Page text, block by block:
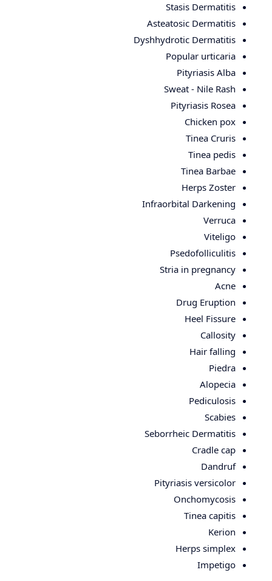
Stasis Dermatitis
Asteatosic Dermatitis
Dyshhydrotic Dermatitis
Popular urticaria
Pityriasis Alba
Sweat - Nile Rash
Pityriasis Rosea
Chicken pox
Tinea Cruris
Tinea pedis
Tinea Barbae
Herps Zoster
Infraorbital Darkening
Verruca
Viteligo
Psedofolliculitis
Stria in pregnancy
Acne
Drug Eruption
Heel Fissure
Callosity
Hair falling
Piedra
Alopecia
Pediculosis
Scabies
Seborrheic Dermatitis
Cradle cap
Dandruf
Pityriasis versicolor
Onchomycosis
Tinea capitis
Kerion
Herps simplex
Impetigo